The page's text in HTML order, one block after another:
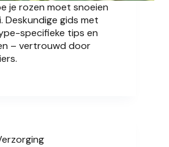
je rozen moet snoeien
Deskundige gids met
specifieke tips en
– vertrouwd door